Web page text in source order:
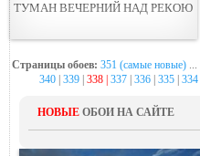
ТУМАН ВЕЧЕPНИЙ НАД РЕКОЮ
Страницы обоев: 351 (самые новые)... |
340| 339| 338 | 337| 336| 335| 334|
НОВЫЕ ОБОИ НА САЙТЕ